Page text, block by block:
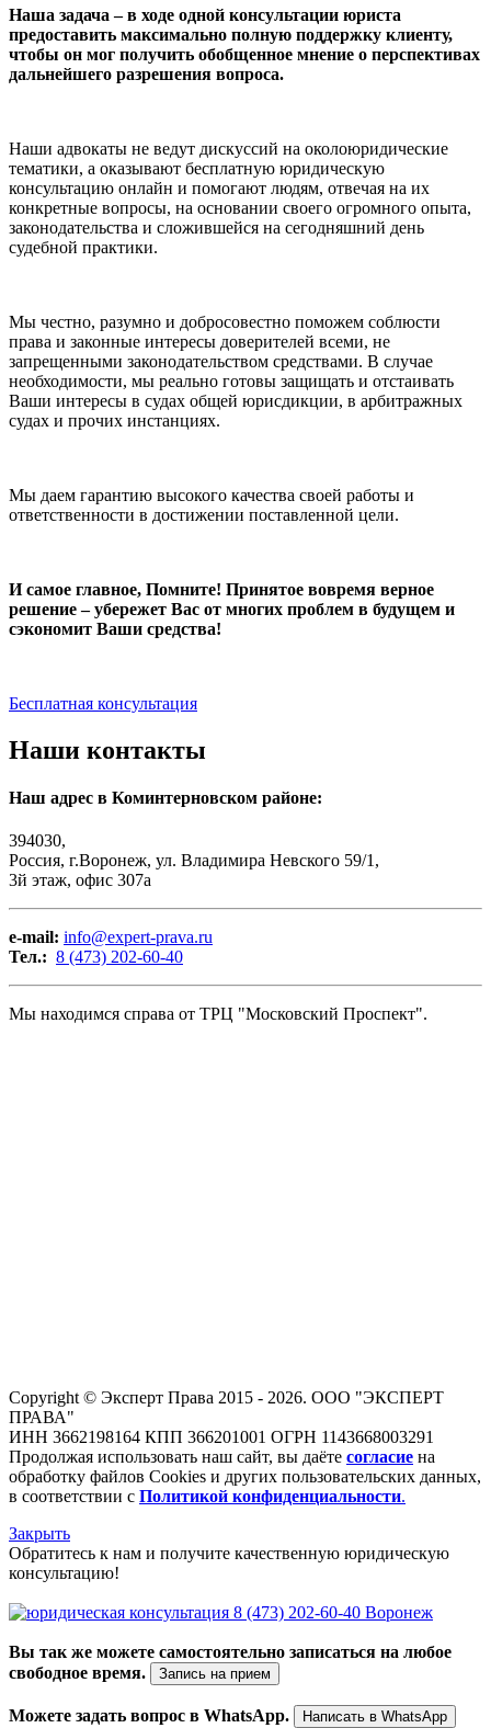
Наша задача – в ходе одной консультации юриста
предоставить максимально полную поддержку клиенту,
чтобы он мог получить обобщенное мнение о перспективах
дальнейшего разрешения вопроса.
Наши адвокаты не ведут дискуссий на околоюридические
тематики, а оказывают бесплатную юридическую
консультацию онлайн и помогают людям, отвечая на их
конкретные вопросы, на основании своего огромного опыта,
законодательства и сложившейся на сегодняшний день
судебной практики.
Мы честно, разумно и добросовестно поможем соблюсти
права и законные интересы доверителей всеми, не
запрещенными законодательством средствами. В случае
необходимости, мы реально готовы защищать и отстаивать
Ваши интересы в судах общей юрисдикции, в арбитражных
судах и прочих инстанциях.
Мы даем гарантию высокого качества своей работы и
ответственности в достижении поставленной цели.
И самое главное, Помните! Принятое вовремя верное
решение – убережет Вас от многих проблем в будущем и
сэкономит Ваши средства!
Бесплатная консультация
Наши контакты
Наш адрес в Коминтерновском районе:
394030,
Россия, г.Воронеж, ул. Владимира Невского 59/1,
3й этаж, офис 307а
e-mail: info@expert-prava.ru
Тел.: 8 (473) 202-60-40
Мы находимся справа от ТРЦ "Московский Проспект".
Copyright © Эксперт Права 2015 - 2026. ООО "ЭКСПЕРТ
ПРАВА"
ИНН 3662198164 КПП 366201001 ОГРН 1143668003291
Продолжая использовать наш сайт, вы даёте согласие на
обработку файлов Cookies и других пользовательских данных,
в соответствии с Политикой конфиденциальности.
Закрыть
Обратитесь к нам и получите качественную юридическую
консультацию!
8 (473) 202-60-40 Воронеж
Вы так же можете самостоятельно записаться на любое
свободное время.
Запись на прием
Можете задать вопрос в WhatsApp. Написать в WhatsApp